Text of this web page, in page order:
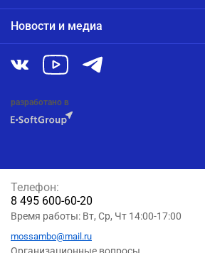
Новости и медиа
разработано в
Телефон:
8 495 600-60-20
Время работы: Вт, Ср, Чт 14:00-17:00
mossambo@mail.ru
Организационные вопросы